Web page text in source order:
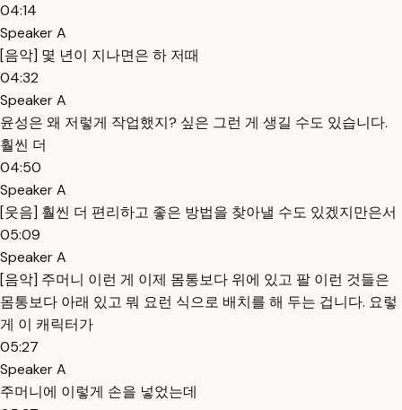
04:14
Speaker A
[음악] 몇 년이 지나면은 하 저때
04:32
Speaker A
윤성은 왜 저렇게 작업했지? 싶은 그런 게 생길 수도 있습니다.
훨씬 더
04:50
Speaker A
[웃음] 훨씬 더 편리하고 좋은 방법을 찾아낼 수도 있겠지만은서
05:09
Speaker A
[음악] 주머니 이런 게 이제 몸통보다 위에 있고 팔 이런 것들은
몸통보다 아래 있고 뭐 요런 식으로 배치를 해 두는 겁니다. 요렇
게 이 캐릭터가
05:27
Speaker A
주머니에 이렇게 손을 넣었는데